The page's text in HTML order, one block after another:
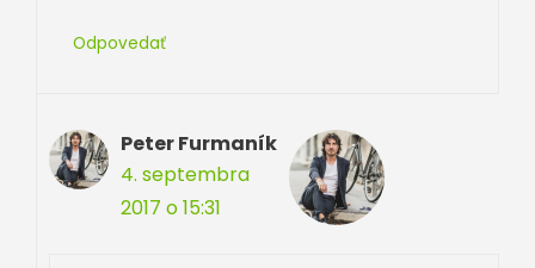
Odpovedať
Peter Furmaník
4. septembra
2017 o 15:31